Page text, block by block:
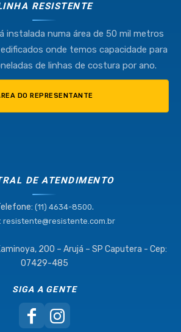
(11) 4634-8500
RESISTENTE
instalada numa área de 50 mil metros
onde temos capacidade para
de linhas de costura por ano.
DO REPRESENTANTE
DE ATENDIMENTO
(11) 4634-8500.
resistente@resistente.com.br
200 – Arujá – SP Caputera - Cep:
07429-485
SIGA A GENTE